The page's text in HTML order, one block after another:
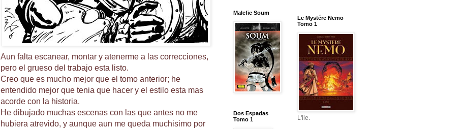
Aun falta escanear, montar y atenerme a las correcciones,
pero el grueso del trabajo esta listo.
Creo que es mucho mejor que el tomo anterior; he
entendido mejor que tenia que hacer y el estilo esta mas
acorde con la historia.
He dibujado muchas escenas con las que antes no me
hubiera atrevido, y aunque aun me queda muchisimo por
Malefic Soum
Dos Espadas
Tomo 1
Le Mystére Nemo
Tomo 1
L'ile.